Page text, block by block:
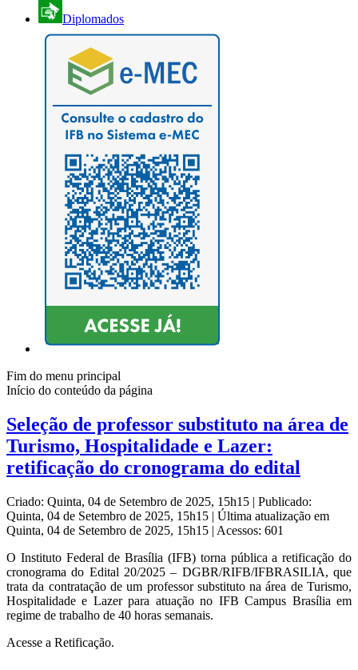
Diplomados
Fim do menu principal
Início do conteúdo da página
Seleção de professor substituto na área de
Turismo, Hospitalidade e Lazer:
retificação do cronograma do edital
Criado: Quinta, 04 de Setembro de 2025, 15h15 | Publicado:
Quinta, 04 de Setembro de 2025, 15h15 | Última atualização em
Quinta, 04 de Setembro de 2025, 15h15 | Acessos: 601
O Instituto Federal de Brasília (IFB) torna pública a retificação do
cronograma do Edital 20/2025 – DGBR/RIFB/IFBRASILIA, que
trata da contratação de um professor substituto na área de Turismo,
Hospitalidade e Lazer para atuação no IFB Campus Brasília em
regime de trabalho de 40 horas semanais.
Acesse a Retificação.